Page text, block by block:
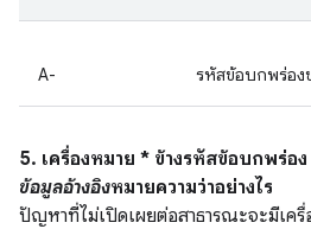
A- รหัสข้อบกพร่อง
5. เครื่องหมาย * ข้างรหัสข้อบกพร่
ข้อมูลอ้างอิงหมายความว่าอย่างไร
ปัญหาที่ไม่เปิดเผยต่อสาธารณะจะมีเครื่